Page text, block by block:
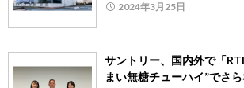
2024年3月25日
サントリー、国内外で「
まい無糖チューハイ”でさ